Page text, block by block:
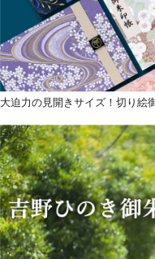
大迫力の見開きサイズ！切り絵